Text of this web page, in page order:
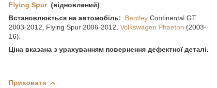
Flying Spur (відновлений)
Встановлюється на автомобіль:
Bentley Continental GT
2003-2012, Flying Spur 2006-2012, Volkswagen Phaeton (2003-
16).
Ціна вказана з урахуванням повернення дефектної деталі.
Приховати